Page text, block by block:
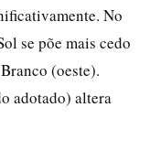
No
se põe mais cedo
(oeste).
adotado) altera